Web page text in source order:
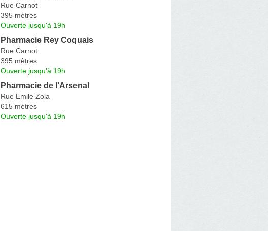
Rue Carnot
395 mètres
Ouverte jusqu'à 19h
Pharmacie Rey Coquais
Rue Carnot
395 mètres
Ouverte jusqu'à 19h
Pharmacie de l'Arsenal
Rue Emile Zola
615 mètres
Ouverte jusqu'à 19h